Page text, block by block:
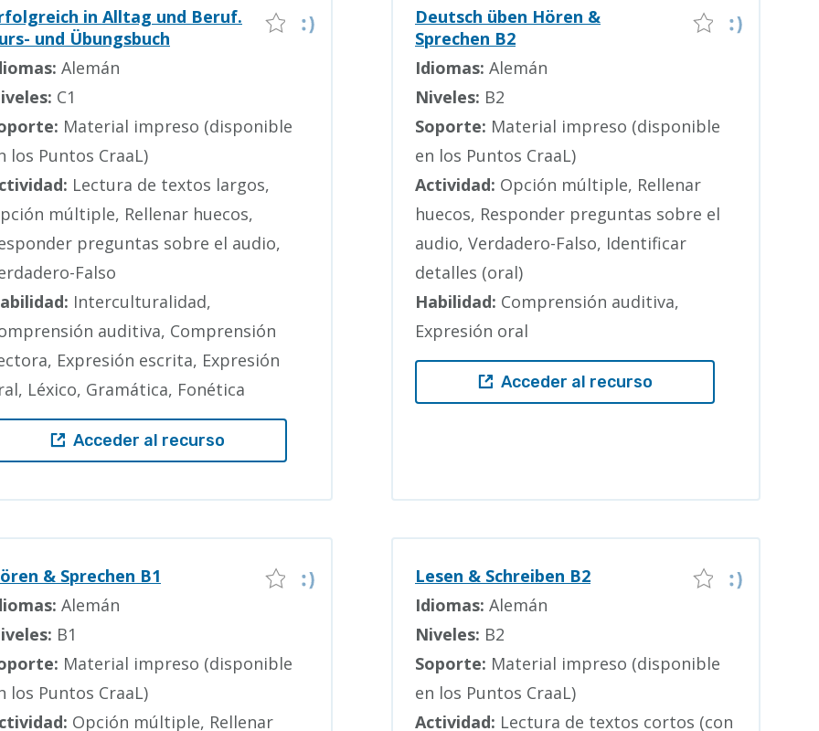
in Alltag und Beruf.
und Übungsbuch
Alemán
C1
Material impreso (disponible
los Puntos CraaL)
Lectura de textos largos,
múltiple, Rellenar huecos,
preguntas sobre el audio,
Falso
Interculturalidad,
auditiva, Comprensión
Expresión escrita, Expresión
Léxico, Gramática, Fonética
Acceder al recurso
Deutsch üben Hören &
Sprechen B2
Idiomas: Alemán
Niveles: B2
Soporte: Material impreso (disponible
en los Puntos CraaL)
Actividad: Opción múltiple, Rellenar
huecos, Responder preguntas sobre el
audio, Verdadero-Falso, Identificar
detalles (oral)
Habilidad: Comprensión auditiva,
Expresión oral
Acceder al recurso
& Sprechen B1
Alemán
B1
Material impreso (disponible
los Puntos CraaL)
Opción múltiple, Rellenar
Lesen & Schreiben B2
Idiomas: Alemán
Niveles: B2
Soporte: Material impreso (disponible
en los Puntos CraaL)
Actividad: Lectura de textos cortos (con